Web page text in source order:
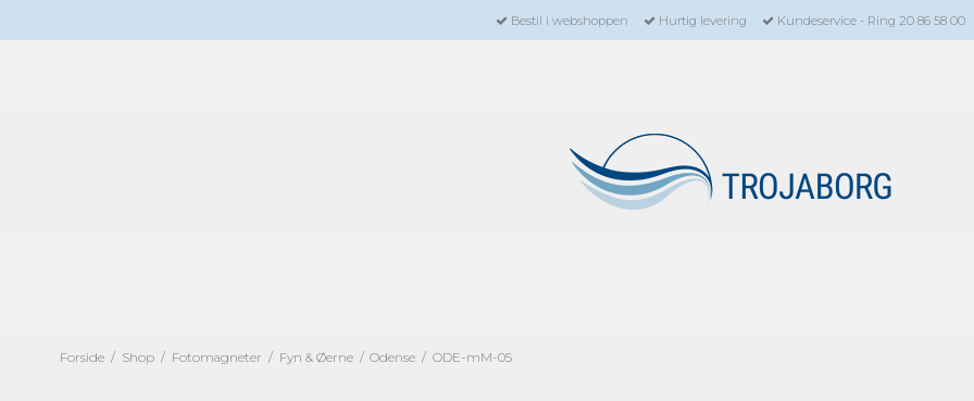
Bestil i webshoppen Hurtig levering Kundeservice - Ring 20 86 58 00
Forside / Shop / Fotomagneter / Fyn & Øerne / Odense / ODE-mM-05